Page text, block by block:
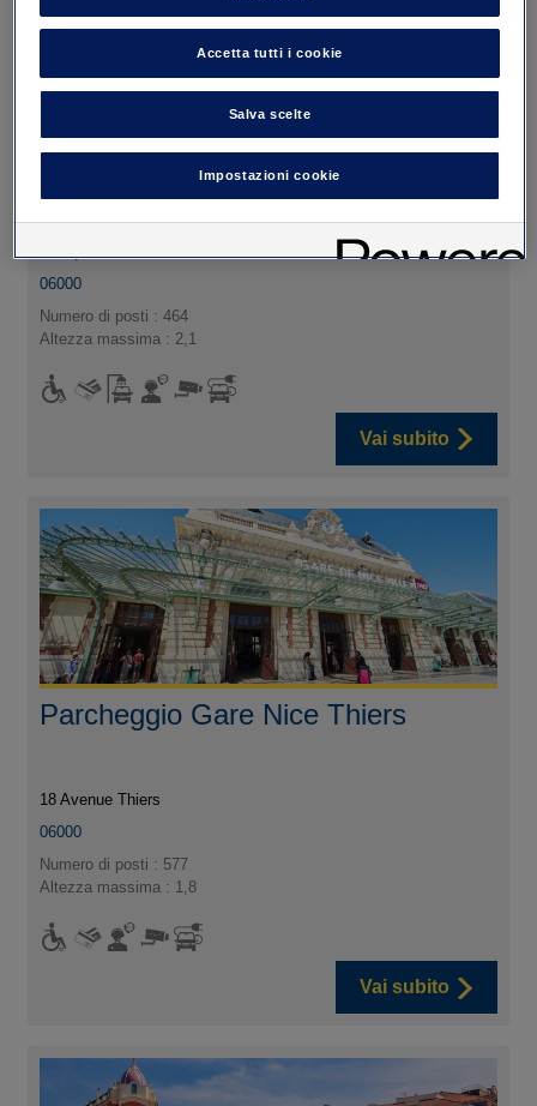
Parcheggio Sulzer
06000
Numero di posti : 464
Altezza massima : 2,1
Vai subito
Parcheggio Gare Nice Thiers
18 Avenue Thiers
06000
Numero di posti : 577
Altezza massima : 1,8
Vai subito
Accetta tutti i cookie
Salva scelte
Impostazioni cookie